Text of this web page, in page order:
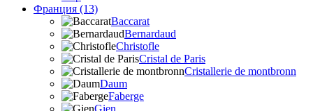
Франция (13)
Baccarat
Bernardaud
Christofle
Cristal de Paris
Cristallerie de montbronn
Daum
Faberge
Gien